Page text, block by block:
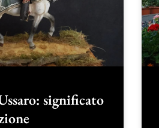
significato